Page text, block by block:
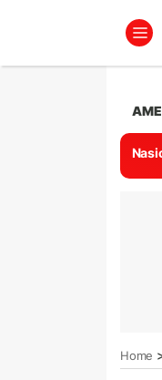
Home